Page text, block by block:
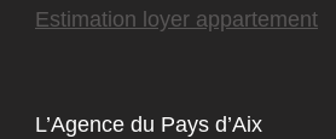
Estimation loyer appartement
L’Agence du Pays d’Aix